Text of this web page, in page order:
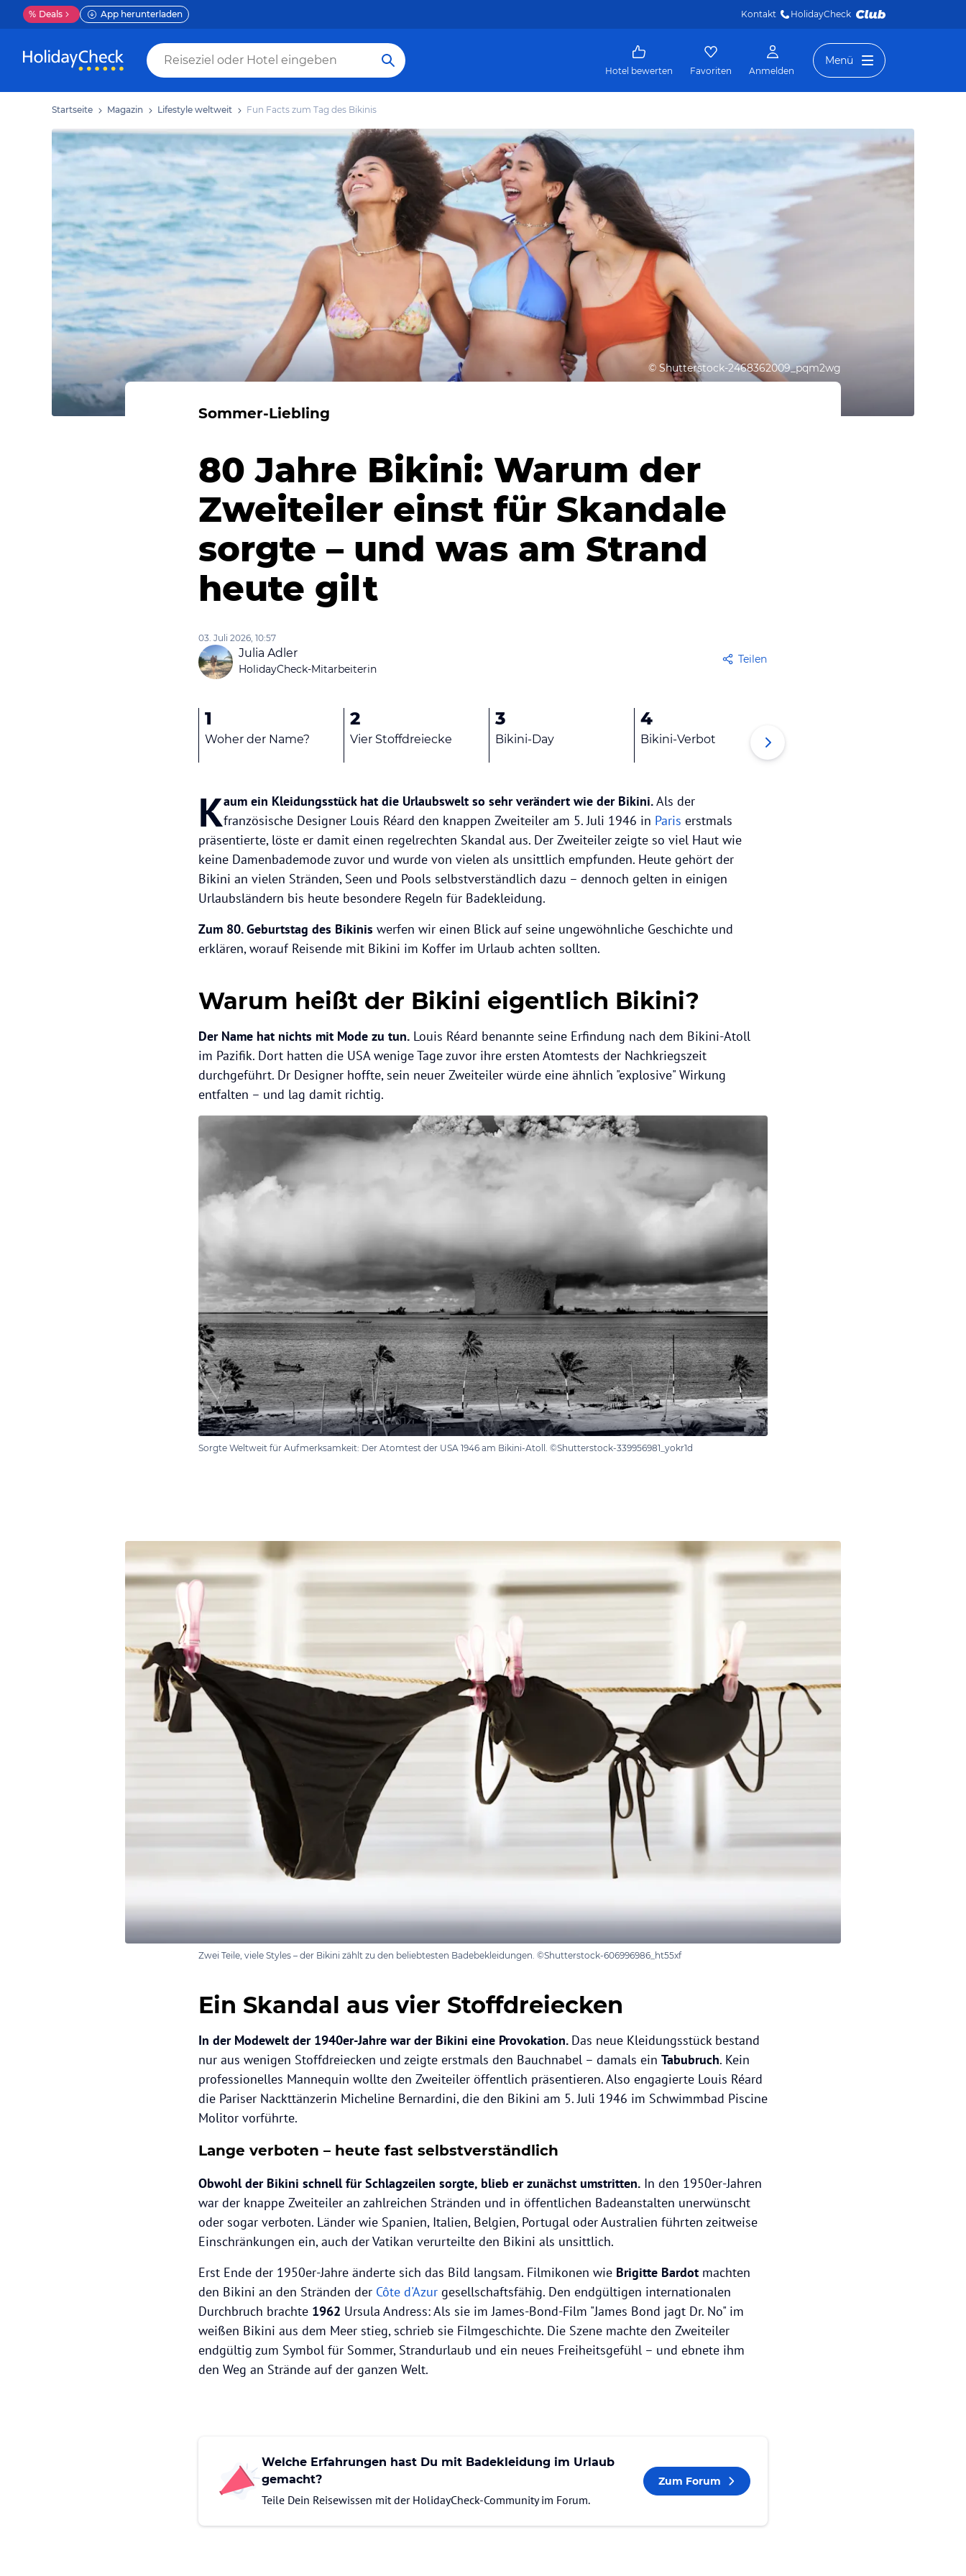
% Deals App herunterladen Kontakt HolidayCheck
Hotel bewerten Favoriten Anmelden
Menü
Startseite Magazin Lifestyle weltweit Fun Facts zum Tag des Bikinis
© Shutterstock-2468362009_pqm2wg
Sommer-Liebling
80 Jahre Bikini: Warum der
Zweiteiler einst für Skandale
sorgte – und was am Strand
heute gilt
03. Juli 2026, 10:57
Julia Adler
HolidayCheck-Mitarbeiterin
Teilen
1
Woher der Name?
2
Vier Stoffdreiecke
3
Bikini-Day
4
Bikini-Verbot
Kaum ein Kleidungsstück hat die Urlaubswelt so sehr verändert wie der Bikini.Als der
französische Designer Louis Réard den knappen Zweiteiler am 5. Juli 1946 in Paris erstmals
präsentierte, löste er damit einen regelrechten Skandal aus. Der Zweiteiler zeigte so viel Haut wie
keine Damenbademode zuvor und wurde von vielen als unsittlich empfunden. Heute gehört der
Bikini an vielen Stränden, Seen und Pools selbstverständlich dazu – dennoch gelten in einigen
Urlaubsländern bis heute besondere Regeln für Badekleidung.
Zum 80. Geburtstag des Bikinis werfen wir einen Blick auf seine ungewöhnliche Geschichte und
erklären, worauf Reisende mit Bikini im Koffer im Urlaub achten sollten.
Warum heißt der Bikini eigentlich Bikini?
Der Name hat nichts mit Mode zu tun. Louis Réard benannte seine Erfindung nach dem Bikini-Atoll
im Pazifik. Dort hatten die USA wenige Tage zuvor ihre ersten Atomtests der Nachkriegszeit
durchgeführt. Dr Designer hoffte, sein neuer Zweiteiler würde eine ähnlich "explosive" Wirkung
entfalten – und lag damit richtig.
Sorgte Weltweit für Aufmerksamkeit: Der Atomtest der USA 1946 am Bikini-Atoll. ©Shutterstock-339956981_yokr1d
Zwei Teile, viele Styles – der Bikini zählt zu den beliebtesten Badebekleidungen. ©Shutterstock-606996986_ht55xf
Ein Skandal aus vier Stoffdreiecken
In der Modewelt der 1940er-Jahre war der Bikini eine Provokation. Das neue Kleidungsstück bestand
nur aus wenigen Stoffdreiecken und zeigte erstmals den Bauchnabel – damals ein Tabubruch. Kein
professionelles Mannequin wollte den Zweiteiler öffentlich präsentieren. Also engagierte Louis Réard
die Pariser Nackttänzerin Micheline Bernardini, die den Bikini am 5. Juli 1946 im Schwimmbad Piscine
Molitor vorführte.
Lange verboten – heute fast selbstverständlich
Obwohl der Bikini schnell für Schlagzeilen sorgte, blieb er zunächst umstritten. In den 1950er-Jahren
war der knappe Zweiteiler an zahlreichen Stränden und in öffentlichen Badeanstalten unerwünscht
oder sogar verboten. Länder wie Spanien, Italien, Belgien, Portugal oder Australien führten zeitweise
Einschränkungen ein, auch der Vatikan verurteilte den Bikini als unsittlich.
Erst Ende der 1950er-Jahre änderte sich das Bild langsam. Filmikonen wie Brigitte Bardot machten
den Bikini an den Stränden der Côte d'Azur gesellschaftsfähig. Den endgültigen internationalen
Durchbruch brachte 1962 Ursula Andress: Als sie im James-Bond-Film "James Bond jagt Dr. No" im
weißen Bikini aus dem Meer stieg, schrieb sie Filmgeschichte. Die Szene machte den Zweiteiler
endgültig zum Symbol für Sommer, Strandurlaub und ein neues Freiheitsgefühl – und ebnete ihm
den Weg an Strände auf der ganzen Welt.
Welche Erfahrungen hast Du mit Badekleidung im Urlaub
gemacht?
Teile Dein Reisewissen mit der HolidayCheck-Community im Forum.
Zum Forum